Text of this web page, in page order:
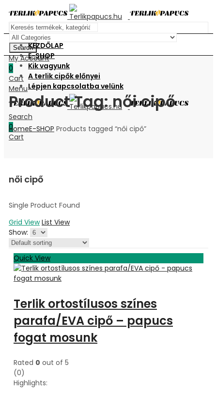
Search
My Account
0
Cart
Menu
Search
0
Cart
KEZDŐLAP
E-SHOP
Kik vagyunk
A terlik cipők előnyei
Lépjen kapcsolatba velünk
Product Tag: női cipő
HomeE-SHOP Products tagged “női cipő”
női cipő
Single Product Found
Grid View List View
Show:
Quick View
Terlik ortostílusos színes
parafa/EVA cipő – papucs
fogat mosunk
Rated 0 out of 5
(0)
Highlights: